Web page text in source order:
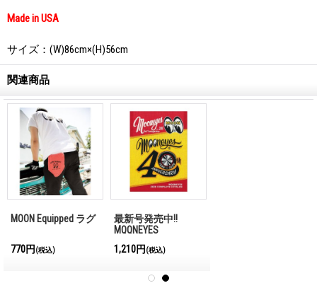
Made in USA
サイズ：(W)86cm×(H)56cm
関連商品
MOON Equipped ラグ
770円 (税込)
最新号発売中!!
MQQNEYES
Magazine No.28 2026
1,210円 (税込)